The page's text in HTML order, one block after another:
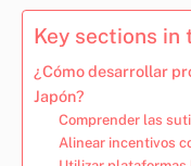
Key sections in
¿Cómo desarrollar
Japón?
Comprender las
Alinear incentivos